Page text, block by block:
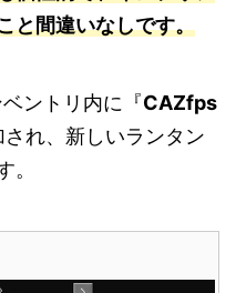
と間違いなしです。
ントリ内に『CAZfps
され、新しいランタン
。